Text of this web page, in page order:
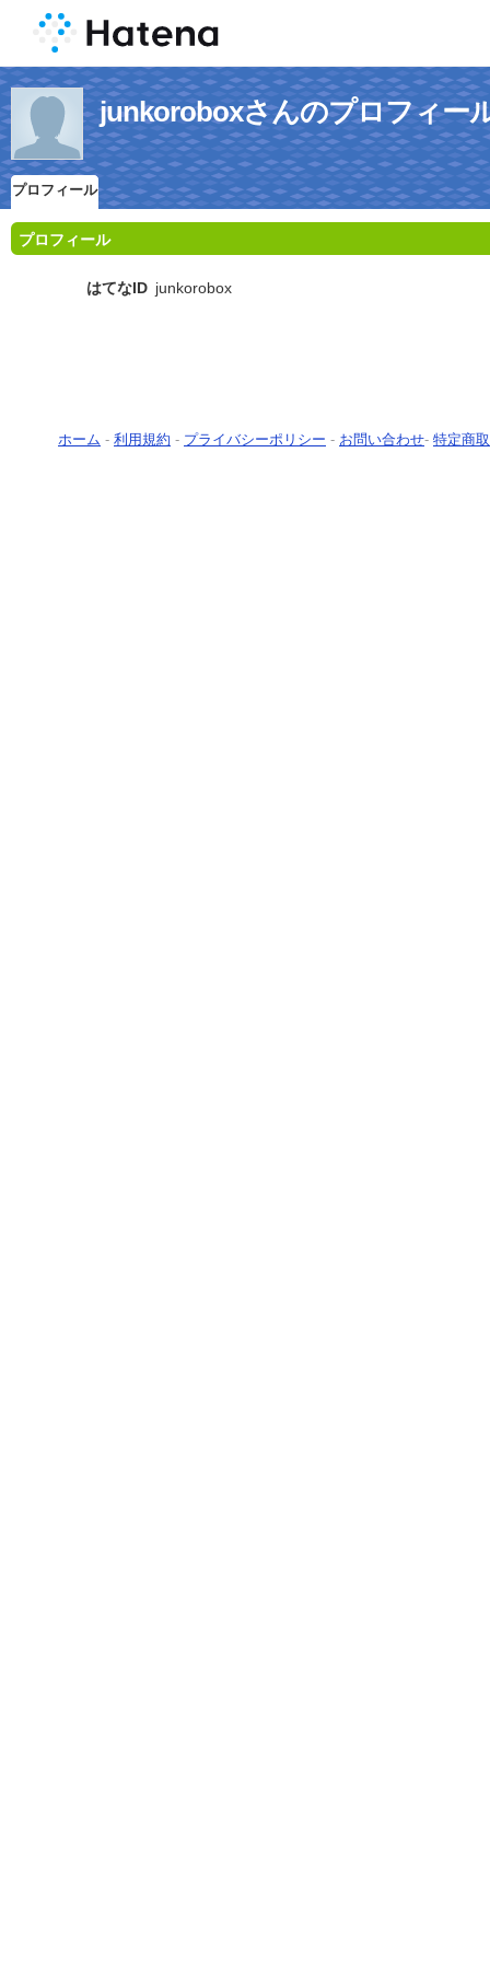
junkoroboxさんのプロフィー
プロフィール
プロフィール
はてなID junkorobox
ホーム - 利用規約 - プライバシーポリシー - お問い合わせ- 特定商